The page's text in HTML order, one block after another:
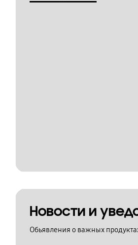
Новости и
Обьявления о важных